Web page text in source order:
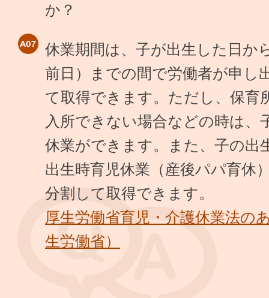
か？
休業期間は、子が出生した日か
前日）までの間で労働者が申し
て取得できます。ただし、保育
入所できない場合などの時は、
休業ができます。また、子の出
出生時育児休業（産後パパ育休
分割して取得できます。
厚生労働省育児・介護休業法の
生労働省）